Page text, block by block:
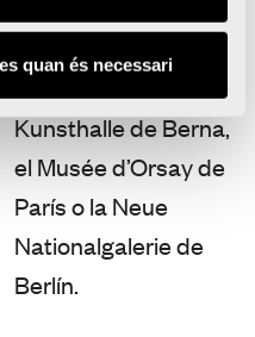
quan és necessari
Dallas, el WIELS de
Kunsthalle de Berna,
el Musée d’Orsay de
París o la Neue
Nationalgalerie de
Berlín.